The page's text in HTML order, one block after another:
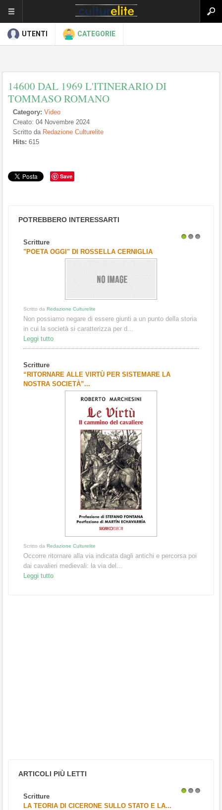
UTENTI CATEGORIE
14600 DAL 1969 L'ITINERARIO DI
TOMMASO ROMANO
Category: Video
Creato: 04 Novembre 2024
Scritto da Redazione Culturelite
Hits: 615
Save
POTREBBERO INTERESSARTI
Scritture
"POETA OGGI" DI ROSSELLA CERNIGLIA
Scritto da Redazione Culturelite
Non possiamo negare di essere giunti a un punto della storia
in cui la società si caratterizza per d...
Leggi tutto
Scritture
“RITORNARE ALLE VIRTÙ PER SISTEMARE LA
NOSTRA SOCIETÀ”...
Scritto da Redazione Culturelite
Occorre ritornare alla via indicata dagli antichi e percorsa poi
dai cavalieri medievali: la via del...
Leggi tutto
ARTICOLI PIÙ LETTI
Scritture
LA TEORIA DI CICERONE SULLO STATO E LA...